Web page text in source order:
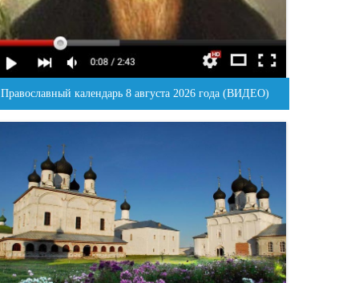
Православный календарь 8 августа 2026 года (ВИДЕО)